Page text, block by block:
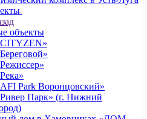
объекты
Park Воронцовский»
Парк» (г. Нижний